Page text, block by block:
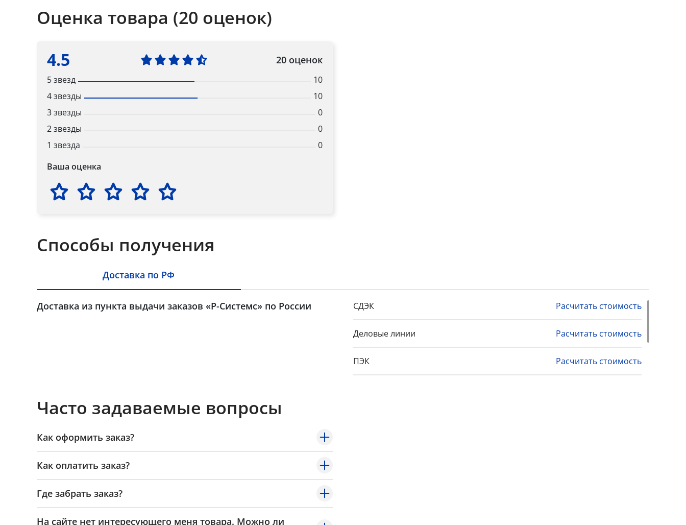
Оценка товара (20 оценок)
4.5 20 оценок
5 звезд
10
4 звезды
10
3 звезды
0
2 звезды
0
1 звезда
0
Ваша оценка
Способы получения
Доставка по РФ
Доставка из пункта выдачи заказов «Р-Системс» по России СДЭК Расчитать стоимость
Деловые линии Расчитать стоимость
ПЭК Расчитать стоимость
Часто задаваемые вопросы
Как оформить заказ?
Как оплатить заказ?
Где забрать заказ?
На сайте нет интересующего меня товара. Можно ли